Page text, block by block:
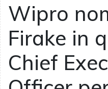
Wipro
Firake in
Chief